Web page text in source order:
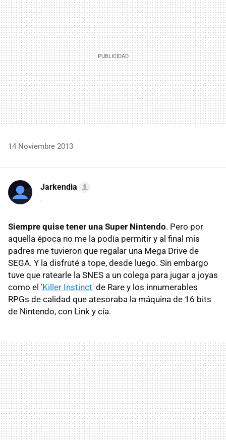
14 Noviembre 2013
Jarkendia
.
Siempre quise tener una Super Nintendo. Pero por
aquella época no me la podía permitir y al final mis
padres me tuvieron que regalar una Mega Drive de
SEGA. Y la disfruté a tope, desde luego. Sin embargo
tuve que ratearle la SNES a un colega para jugar a joyas
como el 'Killer Instinct' de Rare y los innumerables
RPGs de calidad que atesoraba la máquina de 16 bits
de Nintendo, con Link y cía.